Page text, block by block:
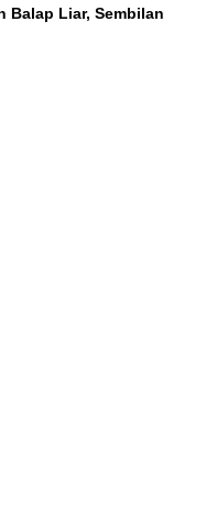
Balap Liar, Sembilan